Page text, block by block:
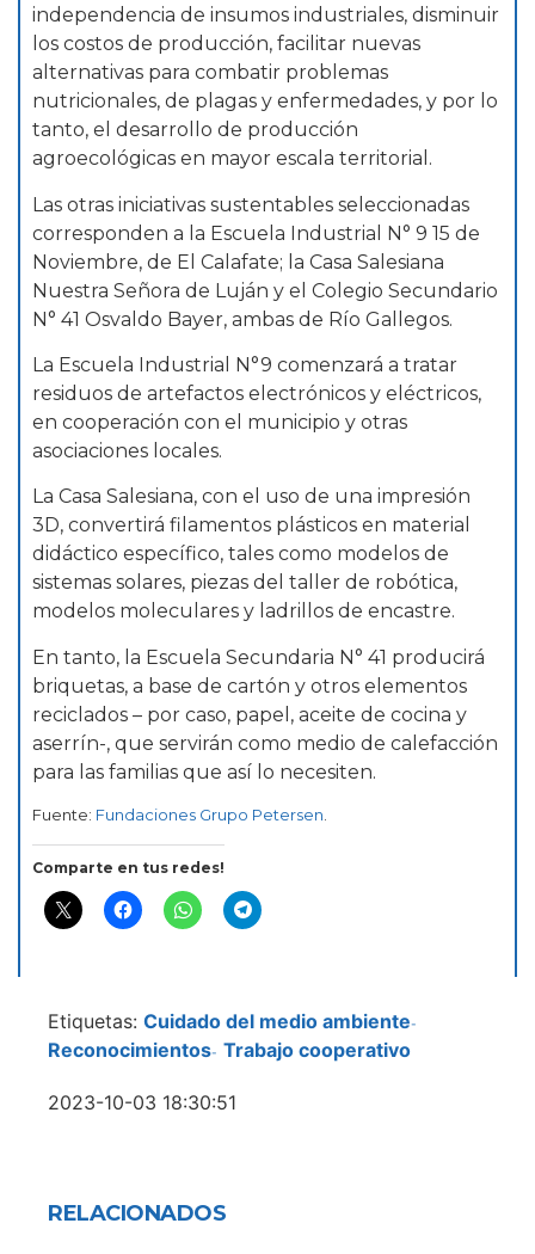
independencia de insumos industriales, disminuir
los costos de producción, facilitar nuevas
alternativas para combatir problemas
nutricionales, de plagas y enfermedades, y por lo
tanto, el desarrollo de producción
agroecológicas en mayor escala territorial.
Las otras iniciativas sustentables seleccionadas
corresponden a la Escuela Industrial N° 9 15 de
Noviembre, de El Calafate; la Casa Salesiana
Nuestra Señora de Luján y el Colegio Secundario
N° 41 Osvaldo Bayer, ambas de Río Gallegos.
La Escuela Industrial N°9 comenzará a tratar
residuos de artefactos electrónicos y eléctricos,
en cooperación con el municipio y otras
asociaciones locales.
La Casa Salesiana, con el uso de una impresión
3D, convertirá filamentos plásticos en material
didáctico específico, tales como modelos de
sistemas solares, piezas del taller de robótica,
modelos moleculares y ladrillos de encastre.
En tanto, la Escuela Secundaria N° 41 producirá
briquetas, a base de cartón y otros elementos
reciclados – por caso, papel, aceite de cocina y
aserrín-, que servirán como medio de calefacción
para las familias que así lo necesiten.
Fuente: Fundaciones Grupo Petersen
Comparte en tus redes!
Etiquetas: Cuidado del medio ambiente-
Reconocimientos- Trabajo cooperativo
2023-10-03 18:30:51
RELACIONADOS